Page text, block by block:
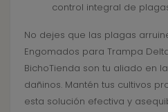
control integral de
No dejes que las plagas
Engomados para Trampa
BichoTienda son tu aliado en
dañinos. Mantén tus cultivos
esta solución efectiva y